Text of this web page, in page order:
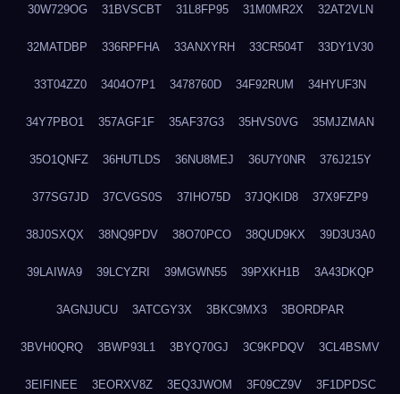
30W729OG 31BVSCBT 31L8FP95 31M0MR2X 32AT2VLN
32MATDBP 336RPFHA 33ANXYRH 33CR504T 33DY1V30
33T04ZZ0 3404O7P1 3478760D 34F92RUM 34HYUF3N
34Y7PBO1 357AGF1F 35AF37G3 35HVS0VG 35MJZMAN
35O1QNFZ 36HUTLDS 36NU8MEJ 36U7Y0NR 376J215Y
377SG7JD 37CVGS0S 37IHO75D 37JQKID8 37X9FZP9
38J0SXQX 38NQ9PDV 38O70PCO 38QUD9KX 39D3U3A0
39LAIWA9 39LCYZRI 39MGWN55 39PXKH1B 3A43DKQP
3AGNJUCU 3ATCGY3X 3BKC9MX3 3BORDPAR
3BVH0QRQ 3BWP93L1 3BYQ70GJ 3C9KPDQV 3CL4BSMV
3EIFINEE 3EORXV8Z 3EQ3JWOM 3F09CZ9V 3F1DPDSC